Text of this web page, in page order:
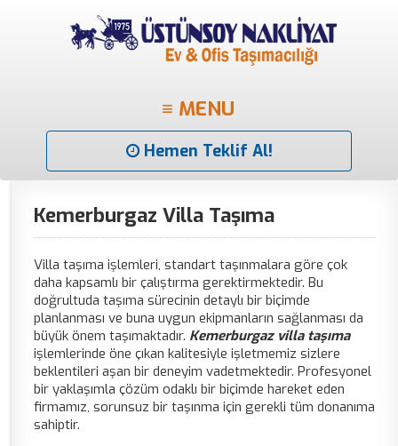
≡ MENU
Hemen Teklif Al!
Kemerburgaz Villa Taşıma
Villa taşıma işlemleri, standart taşınmalara göre çok
daha kapsamlı bir çalıştırma gerektirmektedir. Bu
doğrultuda taşıma sürecinin detaylı bir biçimde
planlanması ve buna uygun ekipmanların sağlanması da
büyük önem taşımaktadır. Kemerburgaz villa taşıma
işlemlerinde öne çıkan kalitesiyle işletmemiz sizlere
beklentileri aşan bir deneyim vadetmektedir. Profesyonel
bir yaklaşımla çözüm odaklı bir biçimde hareket eden
firmamız, sorunsuz bir taşınma için gerekli tüm donanıma
sahiptir.